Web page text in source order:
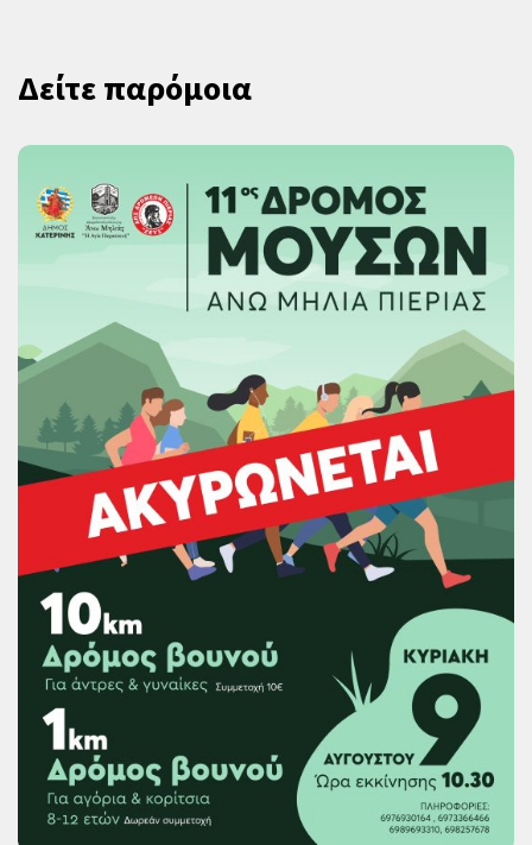
Δείτε παρόμοια